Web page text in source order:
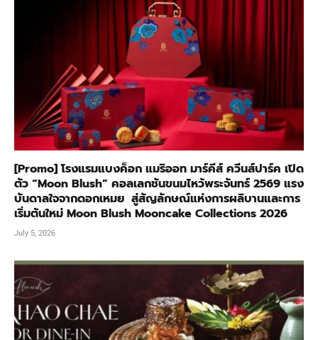
[Promo] โรงแรมแบงค็อก แมริออท มาร์คีส์ ควีนส์ปาร์ค เปิด
ตัว “Moon Blush” คอลเลกชันขนมไหว้พระจันทร์ 2569 แรง
บันดาลใจจากดอกเหมย สู่สัญลักษณ์แห่งการผลิบานและการ
เริ่มต้นใหม่ Moon Blush Mooncake Collections 2026
July 5, 2026